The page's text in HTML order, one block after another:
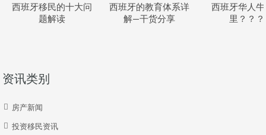
西班牙移民的十大问
题解读
西班牙的教育体系详
解—干货分享
西班牙华人
里？？？
资讯类别
房产新闻
投资移民资讯